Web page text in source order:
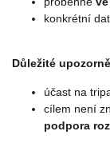
konkrétní
Důležité
účast na
cílem není
podpora